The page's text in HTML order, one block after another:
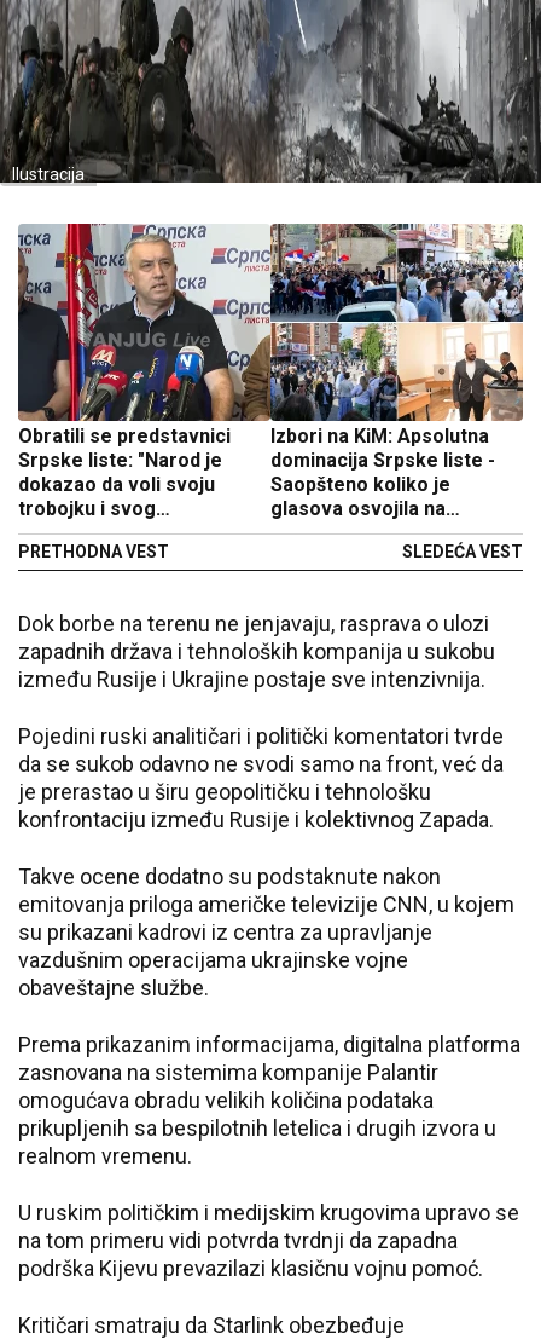
Ilustracija
Obratili se predstavnici
Srpske liste: "Narod je
dokazao da voli svoju
trobojku i svog
predsednika"
PRETHODNA VEST
Izbori na KiM: Apsolutna
dominacija Srpske liste -
Saopšteno koliko je
glasova osvojila na
izborima
SLEDEĆA VEST
Dok borbe na terenu ne jenjavaju, rasprava o ulozi
zapadnih država i tehnoloških kompanija u sukobu
između Rusije i Ukrajine postaje sve intenzivnija.
Pojedini ruski analitičari i politički komentatori tvrde
da se sukob odavno ne svodi samo na front, već da
je prerastao u širu geopolitičku i tehnološku
konfrontaciju između Rusije i kolektivnog Zapada.
Takve ocene dodatno su podstaknute nakon
emitovanja priloga američke televizije CNN, u kojem
su prikazani kadrovi iz centra za upravljanje
vazdušnim operacijama ukrajinske vojne
obaveštajne službe.
Prema prikazanim informacijama, digitalna platforma
zasnovana na sistemima kompanije Palantir
omogućava obradu velikih količina podataka
prikupljenih sa bespilotnih letelica i drugih izvora u
realnom vremenu.
U ruskim političkim i medijskim krugovima upravo se
na tom primeru vidi potvrda tvrdnji da zapadna
podrška Kijevu prevazilazi klasičnu vojnu pomoć.
Kritičari smatraju da Starlink obezbeđuje